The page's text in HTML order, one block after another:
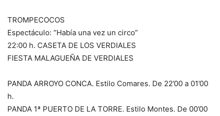
TROMPECOCOS
Espectáculo: “Había una vez un circo”
22:00 h. CASETA DE LOS VERDIALES
FIESTA MALAGUEÑA DE VERDIALES
PANDA ARROYO CONCA. Estilo Comares. De 22’00 a 01’00
h.
PANDA 1ª PUERTO DE LA TORRE. Estilo Montes. De 00’00